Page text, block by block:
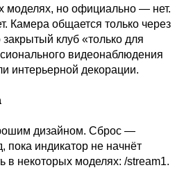
моделях, но официально — нет.
Камера общается только через
клуб «только для
видеонаблюдения
интерьерной декорации.
дизайном. Сброс —
пока индикатор не начнёт
в некоторых моделях: /stream1.